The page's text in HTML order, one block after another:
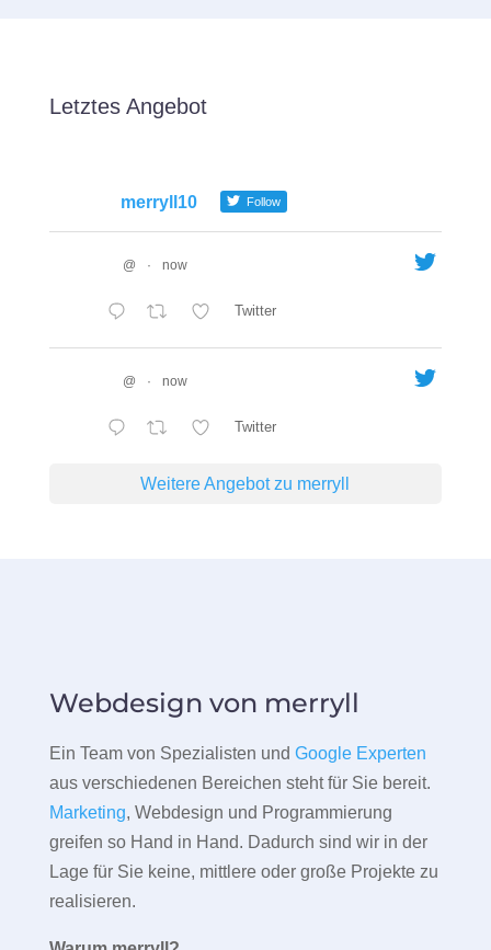
Letztes Angebot
merryll10 Follow
@ · now
Twitter
@ · now
Twitter
Weitere Angebot zu merryll
Webdesign von merryll
Ein Team von Spezialisten und Google Experten
aus verschiedenen Bereichen steht für Sie bereit.
Marketing, Webdesign und Programmierung
greifen so Hand in Hand. Dadurch sind wir in der
Lage für Sie keine, mittlere oder große Projekte zu
realisieren.